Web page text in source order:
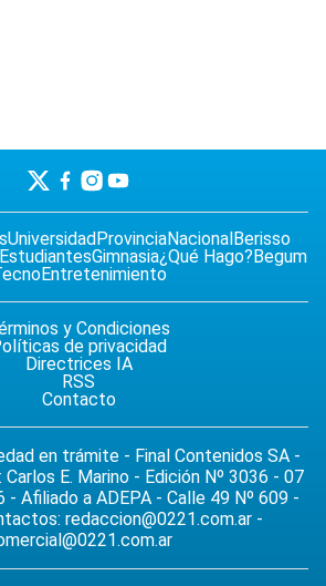
UniversidadProvinciaNacionalBerisso
EstudiantesGimnasia¿Qué Hago?Begum
Entretenimiento
y Condiciones
de privacidad
Directrices IA
RSS
Contacto
en trámite - Final Contenidos SA -
E. Marino - Edición Nº 3036 - 07
Afiliado a ADEPA - Calle 49 Nº 609 -
redaccion@0221.com.ar -